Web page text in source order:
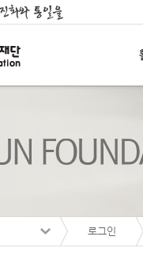
로그인